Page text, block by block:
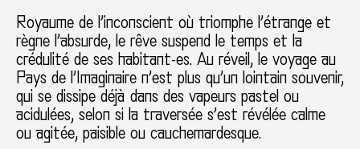
Royaume de l’inconscient où triomphe l’étrange et
règne l’absurde, le rêve suspend le temps et la
crédulité de ses habitant-es. Au réveil, le voyage au
Pays de l’Imaginaire n’est plus qu’un lointain souvenir,
qui se dissipe déjà dans des vapeurs pastel ou
acidulées, selon si la traversée s’est révélée calme
ou agitée, paisible ou cauchemardesque.